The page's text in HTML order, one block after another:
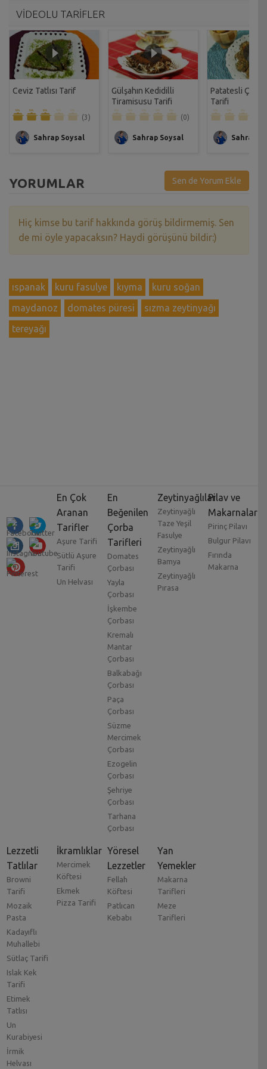
VİDEOLU TARİFLER
Ceviz Tatlısı Tarif
(3)
Sahrap Soysal
Gülşahın Kedidilli
Tiramisusu Tarifi
(0)
Sahrap Soysal
Patatesli Çıtır
Tarifi
Sahrap
YORUMLAR Sen de Yorum Ekle
Hiç kimse bu tarif hakkında görüş bildirmemiş. Sen
de mi öyle yapacaksın? Haydi görüşünü bildir:)
ıspanak kuru fasulye kıyma
kuru soğan
maydanoz
domates püresi
sızma zeytinyağı
tereyağı
En Çok
Aranan
Tarifler
Aşure Tarifi
Sütlü Aşure
Tarifi
Un Helvası
En
Beğenilen
Çorba
Tarifleri
Domates
Çorbası
Yayla
Çorbası
İşkembe
Çorbası
Kremalı
Mantar
Çorbası
Balkabağı
Çorbası
Paça
Çorbası
Süzme
Mercimek
Çorbası
Ezogelin
Çorbası
Şehriye
Çorbası
Tarhana
Çorbası
Zeytinyağlılar
Zeytinyağlı
Taze Yeşil
Fasulye
Zeytinyağlı
Bamya
Zeytinyağlı
Pırasa
Pilav ve
Makarnalar
Pirinç Pilavı
Bulgur Pilavı
Fırında
Makarna
Lezzetli
Tatlılar
Browni
Tarifi
Mozaik
Pasta
Kadayıflı
Muhallebi
Sütlaç Tarifi
Islak Kek
Tarifi
Etimek
Tatlısı
Un
Kurabiyesi
İrmik
Helvası
İkramlıklar
Mercimek
Köftesi
Ekmek
Pizza Tarifi
Yöresel
Lezzetler
Fellah
Köftesi
Patlıcan
Kebabı
Yan
Yemekler
Makarna
Tarifleri
Meze
Tarifleri